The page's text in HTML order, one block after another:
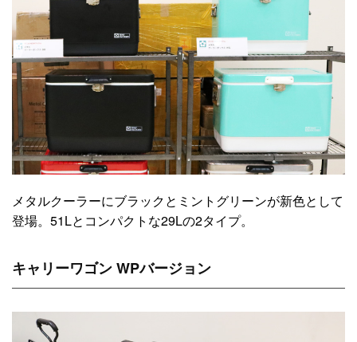
メタルクーラーにブラックとミントグリーンが新色として
登場。51Lとコンパクトな29Lの2タイプ。
キャリーワゴン WPバージョン